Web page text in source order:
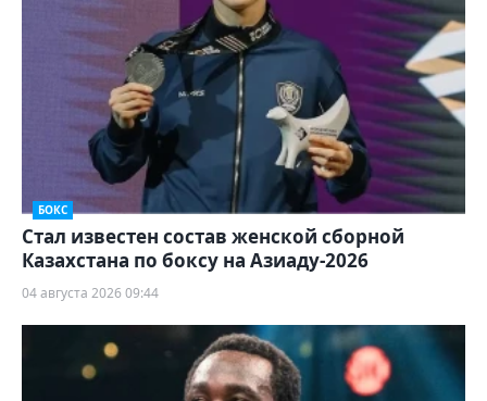
БОКС
Стал известен состав женской сборной
Казахстана по боксу на Азиаду-2026
04 августа 2026 09:44